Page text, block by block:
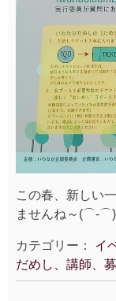
この春、新しい
ませんね～(⌒‐⌒)
カテゴリー： イ
だめし、講師、募